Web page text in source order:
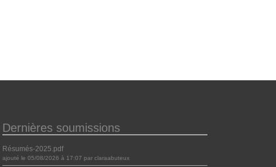
Dernières soumissions
Résumés-2025.pdf
ajouté le 05/08/2026 à 17:07 par claraabuteux